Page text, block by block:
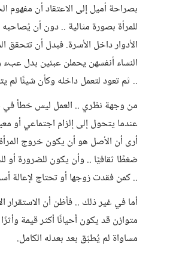
بصراحة أميل إلى الاعتقاد أن مفهوم
للمرأة بصورة مثالية .. دون أن
الأدوار داخل الأسرة. فبدل أن
النساء أنفسهن يحملن عبئين بدل
.. ثم تعود لتعمل داخله وكأن شيئًا لم
من وجهة نظري .. العمل ليس خطأ في
عندما يتحول إلى إلزام اجتماعي أو
أرى أن الأصل هو أن يكون خروج المرأة
ضغطًا ثقافيًا .. وأن يكون للضرورة أو
.. كمن فقدت زوجها أو تحتاج لإعالة
أما في غير ذلك .. فأظن أن الاستقرار
متوازن قد يكون أحيانًا أكثر قيمة
مساواة لم يُطبّق بعد بعدله الكامل.